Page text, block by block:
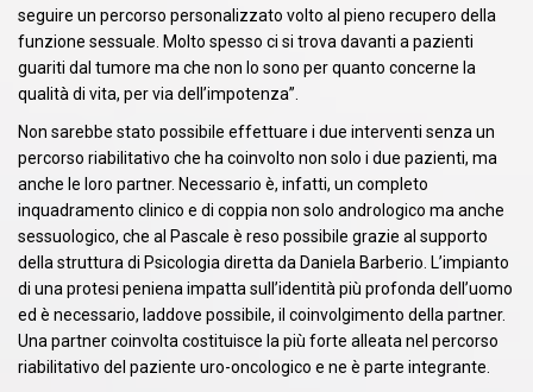
seguire un percorso personalizzato volto al pieno recupero della
funzione sessuale. Molto spesso ci si trova davanti a pazienti
guariti dal tumore ma che non lo sono per quanto concerne la
qualità di vita, per via dell’impotenza”.
Non sarebbe stato possibile effettuare i due interventi senza un
percorso riabilitativo che ha coinvolto non solo i due pazienti, ma
anche le loro partner. Necessario è, infatti, un completo
inquadramento clinico e di coppia non solo andrologico ma anche
sessuologico, che al Pascale è reso possibile grazie al supporto
della struttura di Psicologia diretta da Daniela Barberio. L’impianto
di una protesi peniena impatta sull’identità più profonda dell’uomo
ed è necessario, laddove possibile, il coinvolgimento della partner.
Una partner coinvolta costituisce la più forte alleata nel percorso
riabilitativo del paziente uro-oncologico e ne è parte integrante.